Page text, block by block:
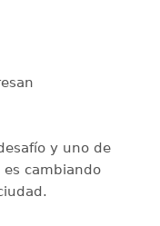
y uno de
es cambiando